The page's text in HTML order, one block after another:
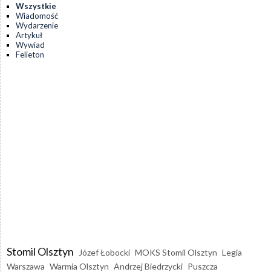
Wszystkie
Wiadomość
Wydarzenie
Artykuł
Wywiad
Felieton
Stomil Olsztyn Józef Łobocki MOKS Stomil Olsztyn Legia
Warszawa Warmia Olsztyn Andrzej Biedrzycki Puszcza